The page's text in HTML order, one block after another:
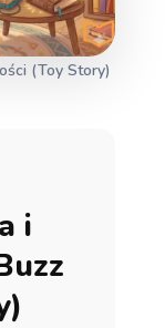
(Toy Story)
i